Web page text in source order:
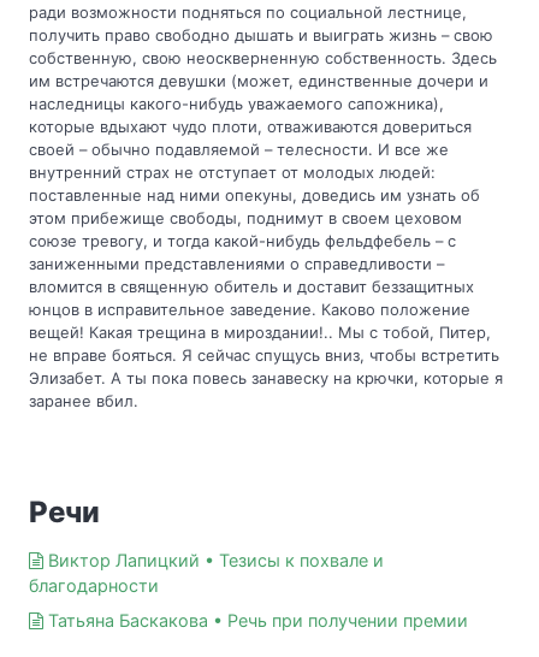
ради возможности подняться по социальной лестнице,
получить право свободно дышать и выиграть жизнь – свою
собственную, свою неоскверненную собственность. Здесь
им встречаются девушки (может, единственные дочери и
наследницы какого-нибудь уважаемого сапожника),
которые вдыхают чудо плоти, отваживаются довериться
своей – обычно подавляемой – телесности. И все же
внутренний страх не отступает от молодых людей:
поставленные над ними опекуны, доведись им узнать об
этом прибежище свободы, поднимут в своем цеховом
союзе тревогу, и тогда какой-нибудь фельдфебель – с
заниженными представлениями о справедливости –
вломится в священную обитель и доставит беззащитных
юнцов в исправительное заведение. Каково положение
вещей! Какая трещина в мироздании!.. Мы с тобой, Питер,
не вправе бояться. Я сейчас спущусь вниз, чтобы встретить
Элизабет. А ты пока повесь занавеску на крючки, которые я
заранее вбил.
Речи
Виктор Лапицкий • Тезисы к похвале и
благодарности
Татьяна Баскакова • Речь при получении премии